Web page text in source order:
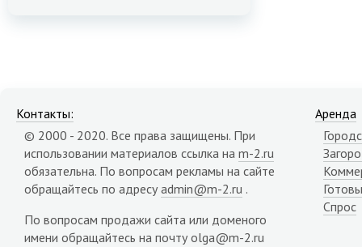
Контакты:
© 2000 - 2020. Все права защищены. При
использовании материалов ссылка на m-2.ru
обязательна. По вопросам рекламы на сайте
обращайтесь по адресу admin@m-2.ru .
По вопросам продажи сайта или доменого
имени обращайтесь на почту olga@m-2.ru
Аренда
Спрос